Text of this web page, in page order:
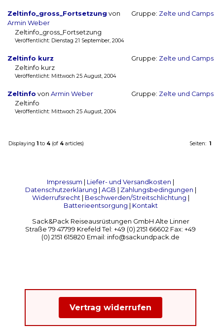
Zeltinfo_gross_Fortsetzung von
Armin Weber
Gruppe: Zelte und Camps
Zeltinfo_gross_Fortsetzung
Veröffentlicht: Dienstag 21 September, 2004
Zeltinfo kurz Gruppe: Zelte und Camps
Zeltinfo kurz
Veröffentlicht: Mittwoch 25 August, 2004
Zeltinfo von Armin Weber Gruppe: Zelte und Camps
Zeltinfo
Veröffentlicht: Mittwoch 25 August, 2004
Displaying 1 to 4 (of 4 articles) Seiten: 1
Impressum | Liefer- und Versandkosten |
Datenschutzerklärung | AGB | Zahlungsbedingungen |
Widerrufsrecht| Beschwerden/Streitschlichtung |
Batterieentsorgung | Kontakt
Sack&Pack Reiseausrüstungen GmbH Alte Linner
Straße 79 47799 Krefeld Tel: +49 (0) 2151 66602 Fax: +49
(0) 2151 615820 Email: info@sackundpack.de
Vertrag widerrufen